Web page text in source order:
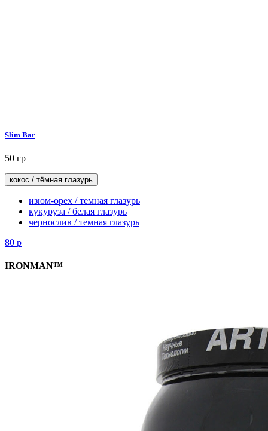
Slim Bar
50 гр
кокос / тёмная глазурь
изюм-орех / темная глазурь
кукуруза / белая глазурь
чернослив / темная глазурь
80 р
IRONMAN™